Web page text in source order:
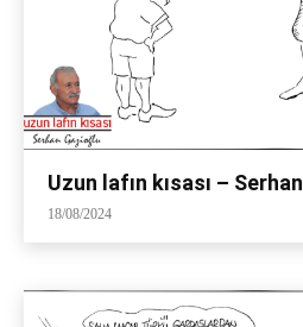
Uzun lafın kısası –
18/08/2024